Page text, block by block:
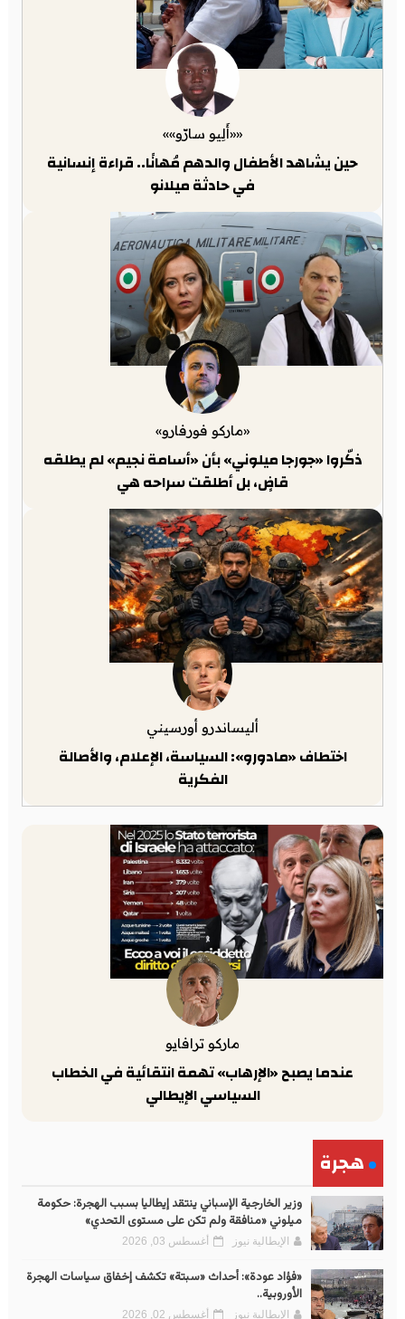
««أَلِيو سارّو»»
حين يشاهد الأطفال والدهم مُهانًا.. قراءة إنسانية
في حادثة ميلانو
«ماركو فورفارو»
ذكّروا «جورجا ميلوني» بأن «أسامة نجيم» لم يطلقه
قاضٍ، بل أطلقت سراحه هي
أليساندرو أورسيني
اختطاف «مادورو»: السياسة، الإعلام، والأصالة
الفكرية
ماركو ترافايو
عندما يصبح «الإرهاب» تهمة انتقائية في الخطاب
السياسي الإيطالي
هجرة
وزير الخارجية الإسباني ينتقد إيطاليا بسبب الهجرة: حكومة
ميلوني «منافقة ولم تكن على مستوى التحدي»
الإيطالية نيوز أغسطس 03, 2026
«فؤاد عودة»: أحداث «سبتة» تكشف إخفاق سياسات الهجرة
الأوروبية..
الإيطالية نيوز أغسطس 02, 2026